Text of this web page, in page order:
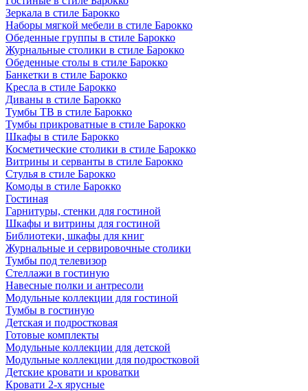
Зеркала в стиле Барокко
Наборы мягкой мебели в стиле Барокко
Обеденные группы в стиле Барокко
Журнальные столики в стиле Барокко
Обеденные столы в стиле Барокко
Банкетки в стиле Барокко
Кресла в стиле Барокко
Диваны в стиле Барокко
Тумбы ТВ в стиле Барокко
Тумбы прикроватные в стиле Барокко
Шкафы в стиле Барокко
Косметические столики в стиле Барокко
Витрины и серванты в стиле Барокко
Стулья в стиле Барокко
Комоды в стиле Барокко
Гостиная
Гарнитуры, стенки для гостиной
Шкафы и витрины для гостиной
Библиотеки, шкафы для книг
Журнальные и сервировочные столики
Тумбы под телевизор
Стеллажи в гостиную
Навесные полки и антресоли
Модульные коллекции для гостиной
Тумбы в гостиную
Детская и подростковая
Готовые комплекты
Модульные коллекции для детской
Модульные коллекции для подростковой
Детские кровати и кроватки
Кровати 2-х ярусные